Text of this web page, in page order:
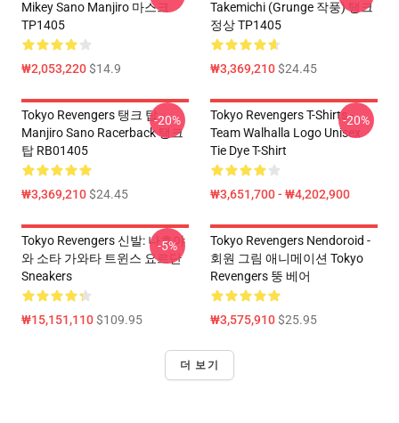
Mikey Sano Manjiro 마스크
TP1405
₩2,053,220$14.9
Takemichi (Grunge 작풍) 탱크
정상 TP1405
₩3,369,210$24.45
Tokyo Revengers 탱크 탑 -
Manjiro Sano Racerback 탱크
탑 RB01405
₩3,369,210$24.45
-20%
Tokyo Revengers T-Shirts -
Team Walhalla Logo Unisex
Tie Dye T-Shirt
₩3,651,700 - ₩4,202,900
-20%
Tokyo Revengers 신발: 나호야
와 소타 가와타 트윈스 요르단
Sneakers
₩15,151,110$109.95
-5%
Tokyo Revengers Nendoroid -
회원 그림 애니메이션 Tokyo
Revengers 뚱 베어
₩3,575,910$25.95
더 보기